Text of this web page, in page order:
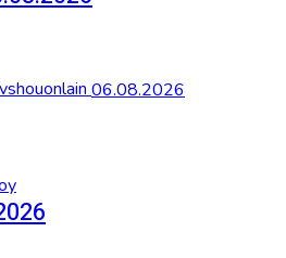
06.08.2026